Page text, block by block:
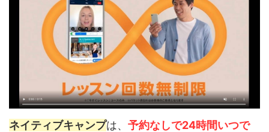
ネイティブキャンプは、 予約なしで24時間いつで